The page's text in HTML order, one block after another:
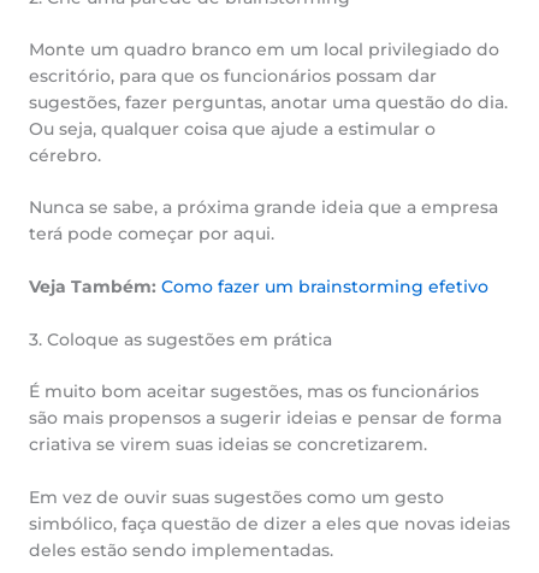
Monte um quadro branco em um local privilegiado do
escritório, para que os funcionários possam dar
sugestões, fazer perguntas, anotar uma questão do dia.
Ou seja, qualquer coisa que ajude a estimular o
cérebro.
Nunca se sabe, a próxima grande ideia que a empresa
terá pode começar por aqui.
Veja Também: Como fazer um brainstorming efetivo
3. Coloque as sugestões em prática
É muito bom aceitar sugestões, mas os funcionários
são mais propensos a sugerir ideias e pensar de forma
criativa se virem suas ideias se concretizarem.
Em vez de ouvir suas sugestões como um gesto
simbólico, faça questão de dizer a eles que novas ideias
deles estão sendo implementadas.